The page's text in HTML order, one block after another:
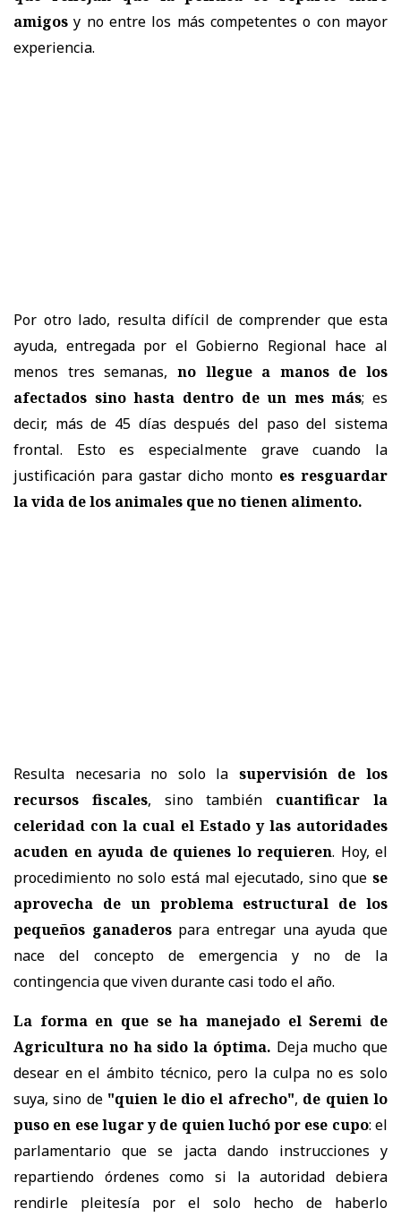
amigos y no entre los más competentes o con mayor
experiencia.
Por otro lado, resulta difícil de comprender que esta
ayuda, entregada por el Gobierno Regional hace al
menos tres semanas, no llegue a manos de los
afectados sino hasta dentro de un mes más; es
decir, más de 45 días después del paso del sistema
frontal. Esto es especialmente grave cuando la
justificación para gastar dicho monto es resguardar
la vida de los animales que no tienen alimento.
Resulta necesaria no solo la supervisión de los
recursos fiscales, sino también cuantificar la
celeridad con la cual el Estado y las autoridades
acuden en ayuda de quienes lo requieren. Hoy, el
procedimiento no solo está mal ejecutado, sino que se
aprovecha de un problema estructural de los
pequeños ganaderospara entregar una ayuda que
nace del concepto de emergencia y no de la
contingencia que viven durante casi todo el año.
La forma en que se ha manejado el Seremi de
Agricultura no ha sido la óptima. Deja mucho que
desear en el ámbito técnico, pero la culpa no es solo
suya, sino de "quien le dio el afrecho", de quien lo
puso en ese lugar y de quien luchó por ese cupo: el
parlamentario que se jacta dando instrucciones y
repartiendo órdenes como si la autoridad debiera
rendirle pleitesía por el solo hecho de haberlo